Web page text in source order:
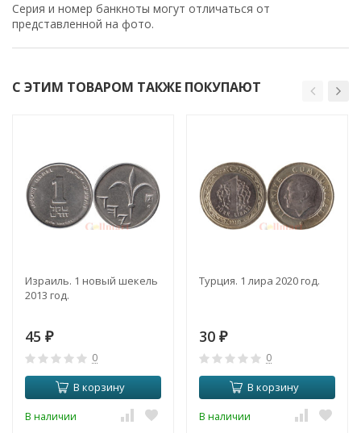
Серия и номер банкноты могут отличаться от
представленной на фото.
С ЭТИМ ТОВАРОМ ТАКЖЕ ПОКУПАЮТ
Израиль. 1 новый шекель
2013 год.
45 ₽
0
В корзину
В наличии
Турция. 1 лира 2020 год.
30 ₽
0
В корзину
В наличии